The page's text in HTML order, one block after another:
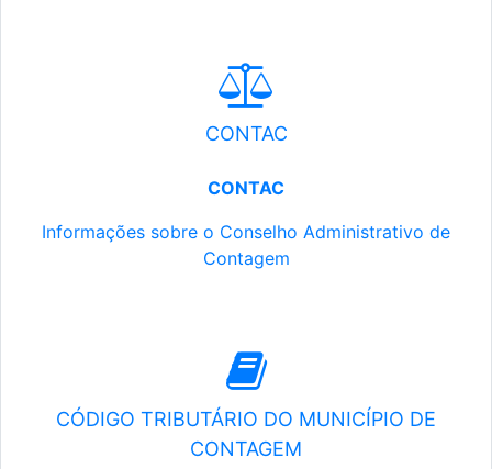
CONTAC
CONTAC
Informações sobre o Conselho Administrativo de
Contagem
CÓDIGO TRIBUTÁRIO DO MUNICÍPIO DE
CONTAGEM